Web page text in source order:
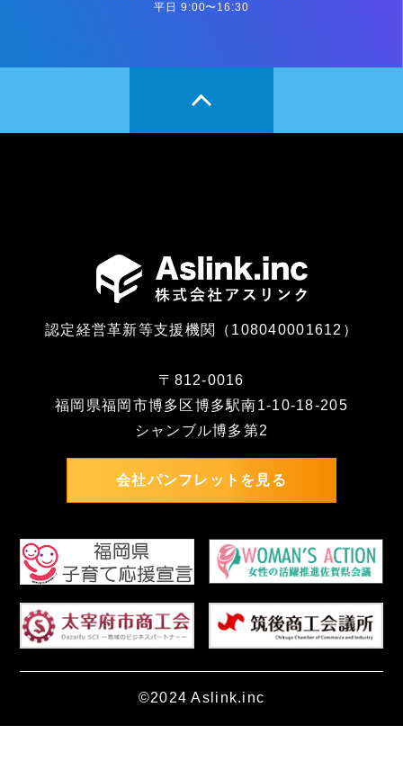
平日 9:00〜16:30
認定経営革新等支援機関（108040001612）
〒812-0016
福岡県福岡市博多区博多駅南1-10-18-205
シャンブル博多第2
会社パンフレットを見る
©2024 Aslink.inc